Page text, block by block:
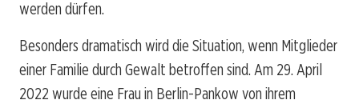
werden dürfen.
Besonders dramatisch wird die Situation, wenn Mitglieder
einer Familie durch Gewalt betroffen sind. Am 29. April
2022 wurde eine Frau in Berlin-Pankow von ihrem